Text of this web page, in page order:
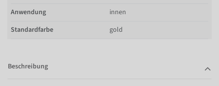
Anwendung
innen
Standardfarbe
gold
Beschreibung